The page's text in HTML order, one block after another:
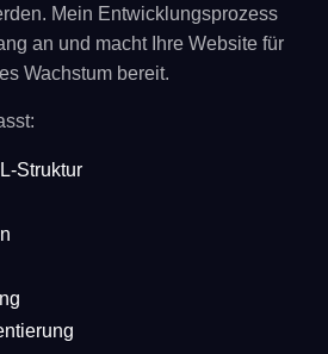
Mein Entwicklungsprozess
an und macht Ihre Website für
Wachstum bereit.
Struktur